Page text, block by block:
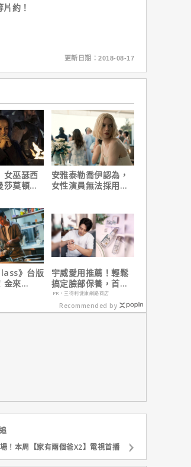
約！
更新日期：2018-08-17
女巫瑟西
莎莫頓曝
安雅泰勒喬伊認為，
女性演員無法採用方
》台版
金來
宇威愛用推薦！輕鬆
搞定臉部保養，首購
只要$390
PR・三得利健康網路商店
Recommended by
！本周【家有兩個爸X2】電視首播